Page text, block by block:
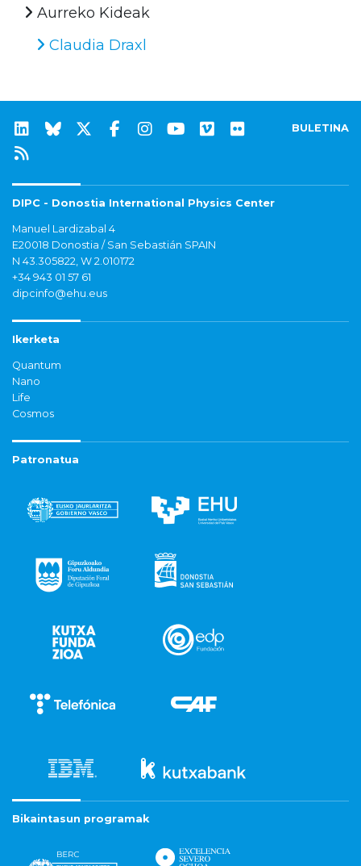
Aurreko Kideak
Claudia Draxl
BULETINA
DIPC - Donostia International Physics Center
Manuel Lardizabal 4
E20018 Donostia / San Sebastián SPAIN
N 43.305822, W 2.010172
+34 943 01 57 61
dipcinfo@ehu.eus
Ikerketa
Quantum
Nano
Life
Cosmos
Patronatua
Bikaintasun programak